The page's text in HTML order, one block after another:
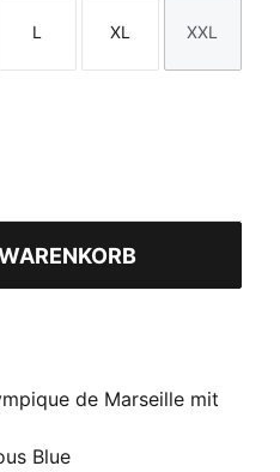
Größe
L
Größe
XL
Größe
XXL
de Marseille mit
Das markante,
blauem Muster auf der
Blue